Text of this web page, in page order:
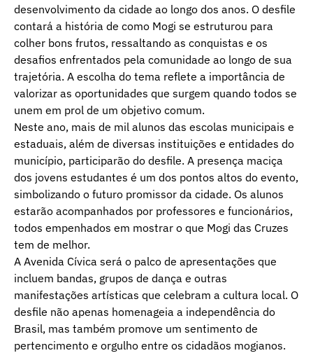
desenvolvimento da cidade ao longo dos anos. O desfile
contará a história de como Mogi se estruturou para
colher bons frutos, ressaltando as conquistas e os
desafios enfrentados pela comunidade ao longo de sua
trajetória. A escolha do tema reflete a importância de
valorizar as oportunidades que surgem quando todos se
unem em prol de um objetivo comum.
Neste ano, mais de mil alunos das escolas municipais e
estaduais, além de diversas instituições e entidades do
município, participarão do desfile. A presença maciça
dos jovens estudantes é um dos pontos altos do evento,
simbolizando o futuro promissor da cidade. Os alunos
estarão acompanhados por professores e funcionários,
todos empenhados em mostrar o que Mogi das Cruzes
tem de melhor.
A Avenida Cívica será o palco de apresentações que
incluem bandas, grupos de dança e outras
manifestações artísticas que celebram a cultura local. O
desfile não apenas homenageia a independência do
Brasil, mas também promove um sentimento de
pertencimento e orgulho entre os cidadãos mogianos.